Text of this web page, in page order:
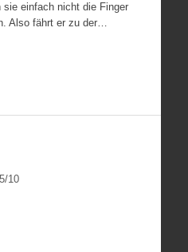
sie einfach nicht die Finger
Also fährt er zu der…
5/10